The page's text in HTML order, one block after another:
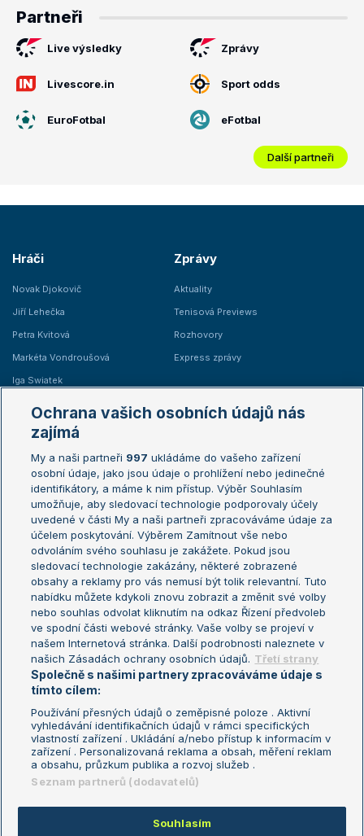
Partneři
Live výsledky Zprávy
Livescore.in Sport odds
EuroFotbal eFotbal
Další partneři
Hráči
Novak Djokovič
Jiří Lehečka
Petra Kvitová
Markéta Vondroušová
Iga Swiatek
Zprávy
Aktuality
Tenisová Previews
Rozhovory
Express zprávy
Žebříčky
Žebříček ATP (muži)
Žebříček WTA (ženy)
Sázkařský žebříček
Australian Open
French Open
Wimbledon
US Open
Turnaj mistrů
Turnaj mistryň
Aktualní trendy
Fotbalové přestupy
Livesport Daily
LS Prague Open
Podmínky užití
Nastavení soukromí
GDPR a žurnalistika
Reklama
Kontakt
Informace o zpracování osobních
údajů
Ochrana vašich osobních údajů nás
zajímá
My a naši partneři 997 ukládáme do vašeho zařízení
osobní údaje, jako jsou údaje o prohlížení nebo jedinečné
identifikátory, a máme k nim přístup. Výběr Souhlasím
umožňuje, aby sledovací technologie podporovaly účely
uvedené v části My a naši partneři zpracováváme údaje za
účelem poskytování. Výběrem Zamítnout vše nebo
odvoláním svého souhlasu je zakážete. Pokud jsou
sledovací technologie zakázány, některé zobrazené
obsahy a reklamy pro vás nemusí být tolik relevantní. Tuto
nabídku můžete kdykoli znovu zobrazit a změnit své volby
nebo souhlas odvolat kliknutím na odkaz Řízení předvoleb
ve spodní části webové stránky. Vaše volby se projeví v
našem Internetová stránka. Další podrobnosti naleznete v
našich Zásadách ochrany osobních údajů. Třetí strany
Společně s našimi partnery zpracováváme údaje s
tímto cílem:
Používání přesných údajů o zeměpisné poloze . Aktivní
vyhledávání identifikačních údajů v rámci specifických
vlastností zařízení . Ukládání a/nebo přístup k informacím v
zařízení . Personalizovaná reklama a obsah, měření reklam
a obsahu, průzkum publika a rozvoj služeb .
Seznam partnerů (dodavatelů)
Souhlasím